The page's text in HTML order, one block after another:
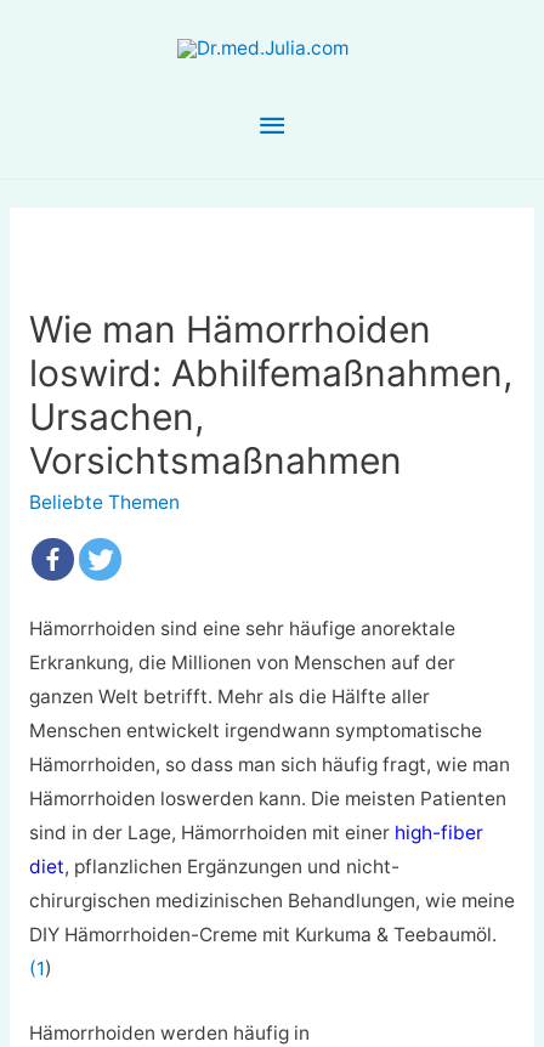
Hauptmenü
Wie man Hämorrhoiden
loswird: Abhilfemaßnahmen,
Ursachen,
Vorsichtsmaßnahmen
Beliebte Themen
Hämorrhoiden sind eine sehr häufige anorektale
Erkrankung, die Millionen von Menschen auf der
ganzen Welt betrifft. Mehr als die Hälfte aller
Menschen entwickelt irgendwann symptomatische
Hämorrhoiden, so dass man sich häufig fragt, wie man
Hämorrhoiden loswerden kann. Die meisten Patienten
sind in der Lage, Hämorrhoiden mit einer high-fiber
diet, pflanzlichen Ergänzungen und nicht-
chirurgischen medizinischen Behandlungen, wie meine
DIY Hämorrhoiden-Creme mit Kurkuma & Teebaumöl.
(1)
Hämorrhoiden werden häufig in